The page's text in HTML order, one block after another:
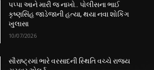
પપ્પા આને મારી જ નાખો.. પોલીસના ભાઈ
કૃષ્ણસિંહ જાડેજાની હત્યા, થયા નવા શોકિંગ
ખુલાસા
10/07/2026
સૌરાષ્ટ્રમાં ભારે વરસાદની સ્થિતિ વચ્ચે રાજ્ય